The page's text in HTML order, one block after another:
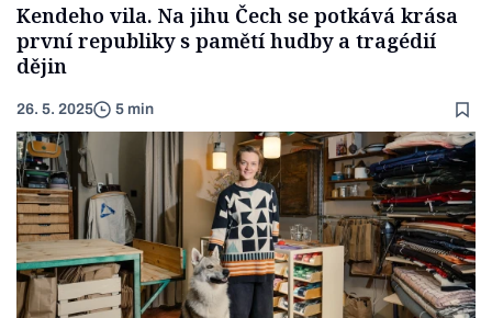
Kendeho vila. Na jihu Čech se potkává krása
první republiky s pamětí hudby a tragédií
dějin
26. 5. 2025 5 min